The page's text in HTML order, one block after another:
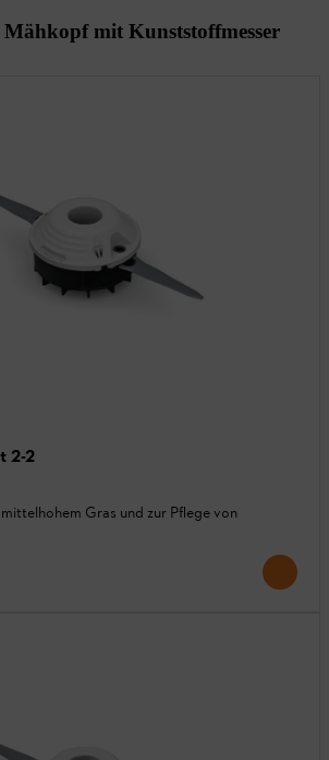
mit Kunststoffmesser
2-2
Gras und zur Pflege von